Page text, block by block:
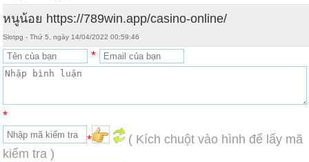
หนูน้อย https://789win.app/casino-online/
Slotpg - Thứ 5, ngày 14/04/2022 00:59:46
*
*
*
( Kích chuột vào hình để lấy mã
kiểm tra )